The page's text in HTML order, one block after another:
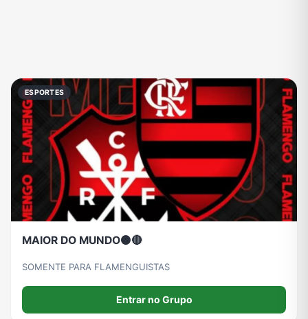
ESPORTES
MAIOR DO MUNDO⚫🔴
SOMENTE PARA FLAMENGUISTAS
Entrar no Grupo